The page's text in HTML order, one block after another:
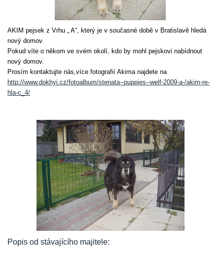
AKIM pejsek z Vrhu „ A“, který je v současné době v Bratislavě hledá
nový domov.
Pokud víte o někom ve svém okolí, kdo by mohl pejskovi nabídnout
nový domov.
Prosím kontaktujte nás,více fotografií Akima najdete na
http://www.dokhyi.cz/fotoalbum/stenata--puppies--welf-2009-a-/akim-re-
hla-c_4/
Popis od stávajícího majitele: